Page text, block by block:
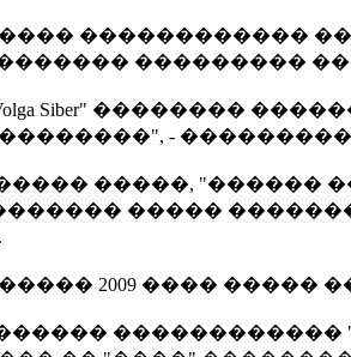
������������
���������
Siber" ��������
-
�����, "������
�����
2009 ���� �����
������������